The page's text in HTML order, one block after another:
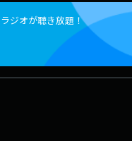
ジオが聴き放題！